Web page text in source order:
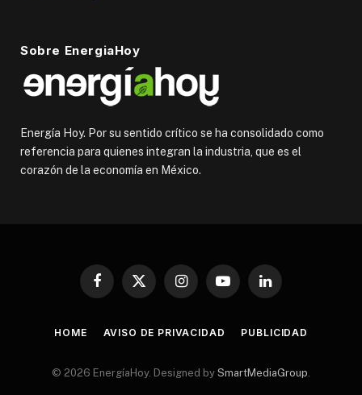
Sobre EnergiaHoy
Energía Hoy. Por su sentido crítico se ha consolidado como
referencia para quienes integran la industria, que es el
corazón de la economía en México.
Facebook
X
InstagramYouTubeLinkedIn
HOME AVISO DE PRIVACIDAD PUBLICIDAD
© 2026 EnergíaHoy. Designed by SmartMediaGroup